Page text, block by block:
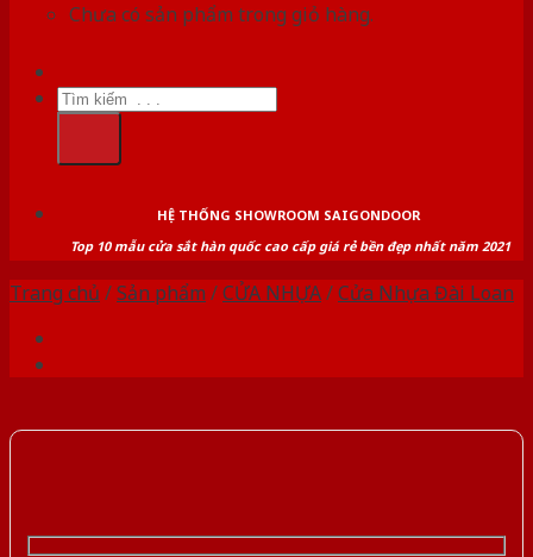
Chưa có sản phẩm trong giỏ hàng.
Tìm
kiếm:
HỆ THỐNG SHOWROOM SAIGONDOOR
Top 10 mẫu cửa sắt hàn quốc cao cấp giá rẻ bền đẹp nhất năm 2021
Trang chủ /Sản phẩm /CỬA NHỰA/Cửa Nhựa Đài Loan